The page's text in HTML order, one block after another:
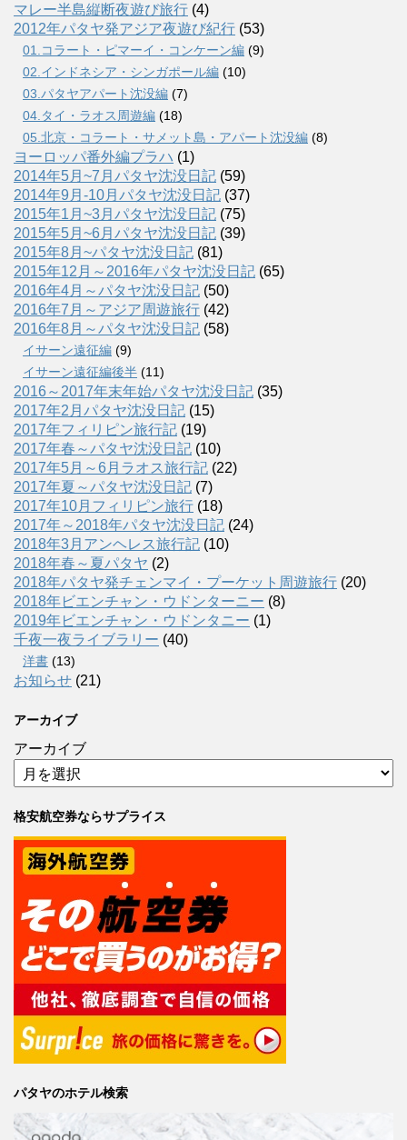
マレー半島縦断夜遊び旅行 (4)
2012年パタヤ発アジア夜遊び紀行 (53)
01.コラート・ピマーイ・コンケーン編 (9)
02.インドネシア・シンガポール編 (10)
03.パタヤアパート沈没編 (7)
04.タイ・ラオス周遊編 (18)
05.北京・コラート・サメット島・アパート沈没編 (8)
ヨーロッパ番外編プラハ (1)
2014年5月~7月パタヤ沈没日記 (59)
2014年9月-10月パタヤ沈没日記 (37)
2015年1月~3月パタヤ沈没日記 (75)
2015年5月~6月パタヤ沈没日記 (39)
2015年8月~パタヤ沈没日記 (81)
2015年12月～2016年パタヤ沈没日記 (65)
2016年4月～パタヤ沈没日記 (50)
2016年7月～アジア周遊旅行 (42)
2016年8月～パタヤ沈没日記 (58)
イサーン遠征編 (9)
イサーン遠征編後半 (11)
2016～2017年末年始パタヤ沈没日記 (35)
2017年2月パタヤ沈没日記 (15)
2017年フィリピン旅行記 (19)
2017年春～パタヤ沈没日記 (10)
2017年5月～6月ラオス旅行記 (22)
2017年夏～パタヤ沈没日記 (7)
2017年10月フィリピン旅行 (18)
2017年～2018年パタヤ沈没日記 (24)
2018年3月アンヘレス旅行記 (10)
2018年春～夏パタヤ (2)
2018年パタヤ発チェンマイ・プーケット周遊旅行 (20)
2018年ビエンチャン・ウドンターニー (8)
2019年ビエンチャン・ウドンタニー (1)
千夜一夜ライブラリー (40)
洋書 (13)
お知らせ (21)
アーカイブ
アーカイブ
格安航空券ならサプライス
パタヤのホテル検索